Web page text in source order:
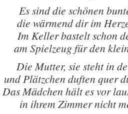
Es sind die schönen
die wärmend dir im
Im Keller bastelt schon
am Spielzeug für den
Die Mutter, sie steht in
und Plätzchen duften quer
Das Mädchen hält es vor
in ihrem Zimmer nicht